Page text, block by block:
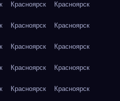
Красноярск Красноярск
Красноярск Красноярск
Красноярск Красноярск
Красноярск Красноярск
Красноярск Красноярск